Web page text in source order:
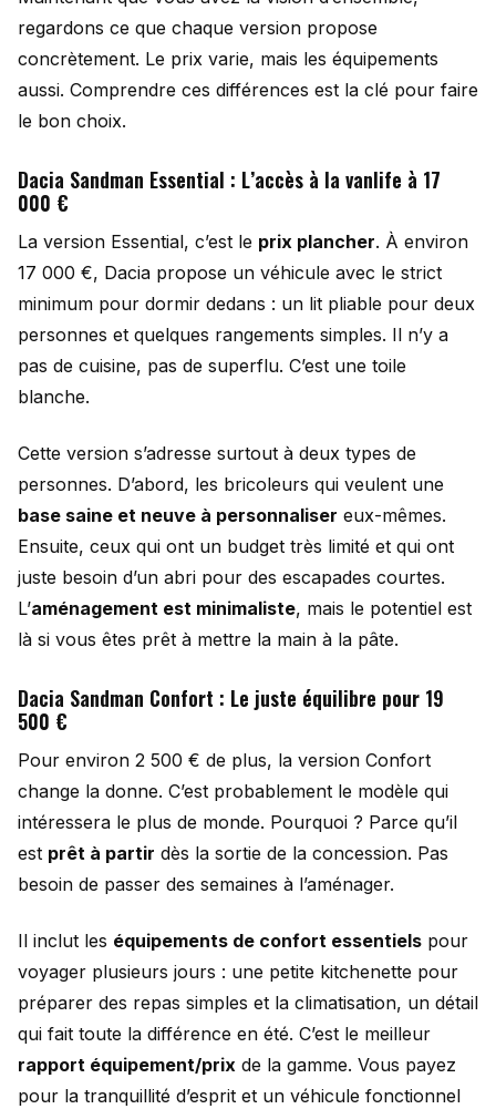
regardons ce que chaque version propose
concrètement. Le prix varie, mais les équipements
aussi. Comprendre ces différences est la clé pour faire
le bon choix.
Dacia Sandman Essential : L’accès à la vanlife à 17
000 €
La version Essential, c’est le prix plancher. À environ
17 000 €, Dacia propose un véhicule avec le strict
minimum pour dormir dedans : un lit pliable pour deux
personnes et quelques rangements simples. Il n’y a
pas de cuisine, pas de superflu. C’est une toile
blanche.
Cette version s’adresse surtout à deux types de
personnes. D’abord, les bricoleurs qui veulent une
base saine et neuve à personnaliser eux-mêmes.
Ensuite, ceux qui ont un budget très limité et qui ont
juste besoin d’un abri pour des escapades courtes.
L’aménagement est minimaliste, mais le potentiel est
là si vous êtes prêt à mettre la main à la pâte.
Dacia Sandman Confort : Le juste équilibre pour 19
500 €
Pour environ 2 500 € de plus, la version Confort
change la donne. C’est probablement le modèle qui
intéressera le plus de monde. Pourquoi ? Parce qu’il
est prêt à partir dès la sortie de la concession. Pas
besoin de passer des semaines à l’aménager.
Il inclut les équipements de confort essentiels pour
voyager plusieurs jours : une petite kitchenette pour
préparer des repas simples et la climatisation, un détail
qui fait toute la différence en été. C’est le meilleur
rapport équipement/prix de la gamme. Vous payez
pour la tranquillité d’esprit et un véhicule fonctionnel